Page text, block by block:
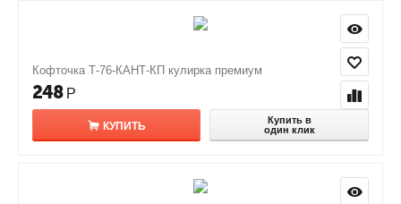
Кофточка Т-76-КАНТ-КП кулирка премиум
248 Р
КУПИТЬ
Купить в
один клик